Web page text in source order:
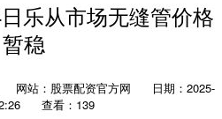
乐从市场无缝管价格
暂稳
网站：股票配资官方网
日期：2025-
查看：139